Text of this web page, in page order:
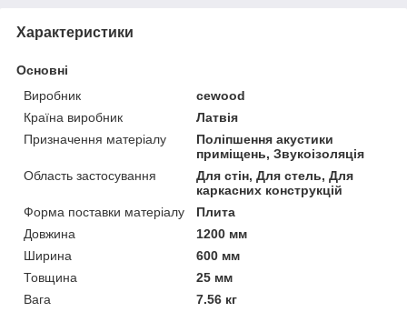
Характеристики
Основні
Виробник
cewood
Країна виробник
Латвія
Призначення матеріалу
Поліпшення акустики
приміщень, Звукоізоляція
Область застосування
Для стін, Для стель, Для
каркасних конструкцій
Форма поставки матеріалу
Плита
Довжина
1200 мм
Ширина
600 мм
Товщина
25 мм
Вага
7.56 кг